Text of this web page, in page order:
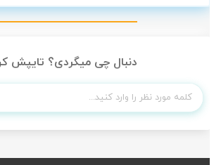
دنبال چی میگردی؟ تایپش کن.